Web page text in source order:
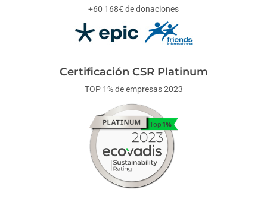
+60 168€ de donaciones
Certificación CSR Platinum
TOP 1% de empresas 2023